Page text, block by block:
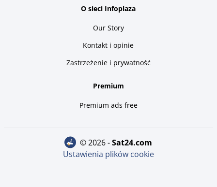
O sieci Infoplaza
Our Story
Kontakt i opinie
Zastrzeżenie i prywatność
Premium
Premium ads free
© 2026 - sat24.com
Ustawienia plików cookie